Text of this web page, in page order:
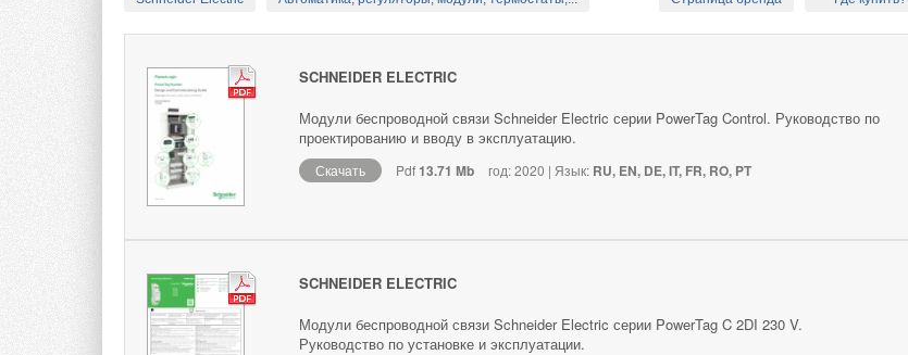
SCHNEIDER ELECTRIC
Модули беспроводной связи Schneider Electric серии PowerTag Control. Руководство по
проектированию и вводу в эксплуатацию.
Скачать Pdf13.71 Mb год: 2020 | Язык: RU, EN, DE, IT, FR, RO, PT
SCHNEIDER ELECTRIC
Модули беспроводной связи Schneider Electric серии PowerTag C 2DI 230 V.
Руководство по установке и эксплуатации.